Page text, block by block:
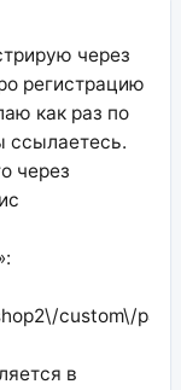
через
регистрацию
как раз по
ссылаетесь.
через
custom\/
в